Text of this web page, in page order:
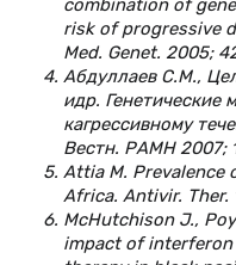
combination of
risk of progressive
Med. Genet. 2005;
Абдуллаев С.М.,
идр. Генетические
кагрессивному
Вестн. РАМН 2007;
Attia M. Prevalence
Africa. Antivir. Ther.
McHutchison J.,
impact of